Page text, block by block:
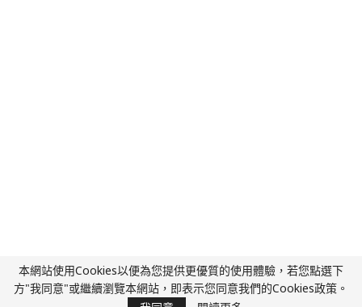
本網站使用Cookies以便為您提供更優質的使用體驗，若您點選下
方"我同意"或繼續瀏覽本網站，即表示您同意我們的Cookies政策。